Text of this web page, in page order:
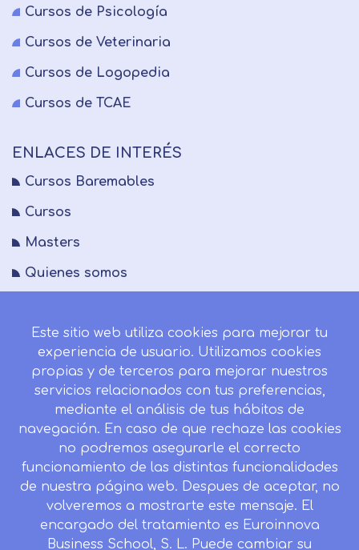
Cursos de Psicología
Cursos de Veterinaria
Cursos de Logopedia
Cursos de TCAE
ENLACES DE INTERÉS
Cursos Baremables
Cursos
Masters
Quienes somos
Blog
Mapa del sitio
Desistir contrato aquí
CONTACTO
Camino de la Torrecilla N.º 30 EDIFICIO EDUCA
EDTECH, C.P. 18.200, Maracena (Granada)
958 050 746
Este sitio web utiliza cookies para mejorar tu
experiencia de usuario. Utilizamos cookies
propias y de terceros para mejorar nuestros
servicios relacionados con tus preferencias,
mediante el análisis de tus hábitos de
navegación. En caso de que rechaze las cookies
no podremos asegurarle el correcto
funcionamiento de las distintas funcionalidades
de nuestra página web. Despues de aceptar, no
volveremos a mostrarte este mensaje. El
encargado del tratamiento es Euroinnova
Business School, S. L. Puede cambiar su